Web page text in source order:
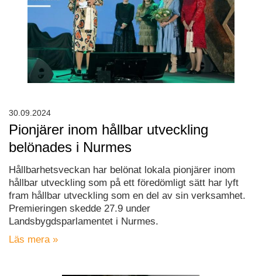
Pionjärer inom hållbar utveckling
belönades i Nurmes
Hållbarhetsveckan har belönat lokala pionjärer inom
hållbar utveckling som på ett föredömligt sätt har lyft
fram hållbar utveckling som en del av sin verksamhet.
Premieringen skedde 27.9 under
Landsbygdsparlamentet i Nurmes.
Läs mera »
30.09.2024